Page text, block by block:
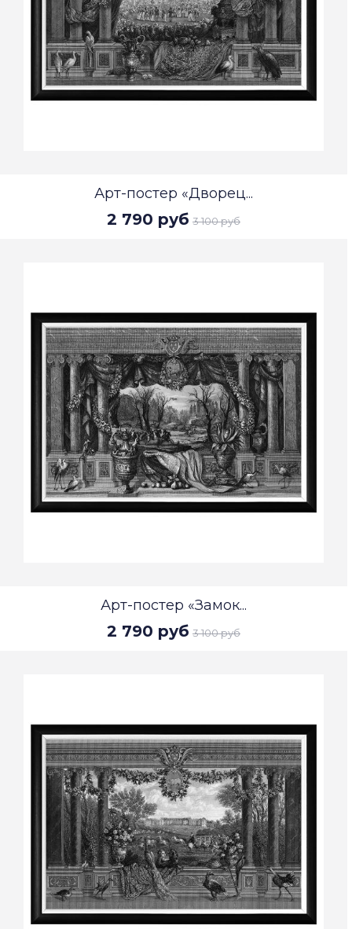
Арт-постер «Дворец...
2 790 руб 3 100 руб
Арт-постер «Замок...
2 790 руб 3 100 руб